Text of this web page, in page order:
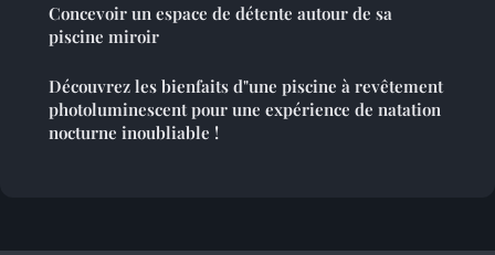
Concevoir un espace de détente autour de sa
piscine miroir
Découvrez les bienfaits d"une piscine à revêtement
photoluminescent pour une expérience de natation
nocturne inoubliable !